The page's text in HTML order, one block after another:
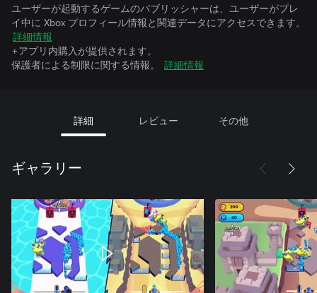
ユーザーが起動するゲームのパブリッシャーは、ユーザーがプレ
イ中に Xbox プロフィール情報と関連データにアクセスできます。
詳細情報
+アプリ内購入が提供されます。
保護者による制限に関する情報。
詳細情報
詳細 レビュー その他
ギャラリー